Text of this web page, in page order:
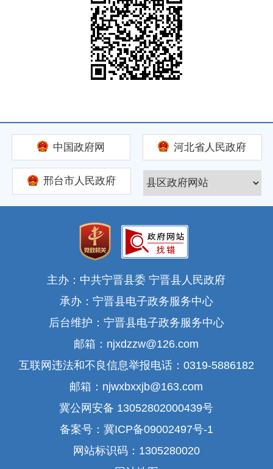
中国政府网 河北省人民政府
邢台市人民政府
主办：中共宁晋县委 宁晋县人民政府
承办：宁晋县电子政务服务中心
后台维护：宁晋县电子政务服务中心
邮箱：njxdzzw@126.com
互联网违法和不良信息举报电话：0319-5886182
邮箱：njwxbxxjb@163.com
冀公网安备 13052802000439号
备案号：冀ICP备09002497号-1
网站标识码：1305280020